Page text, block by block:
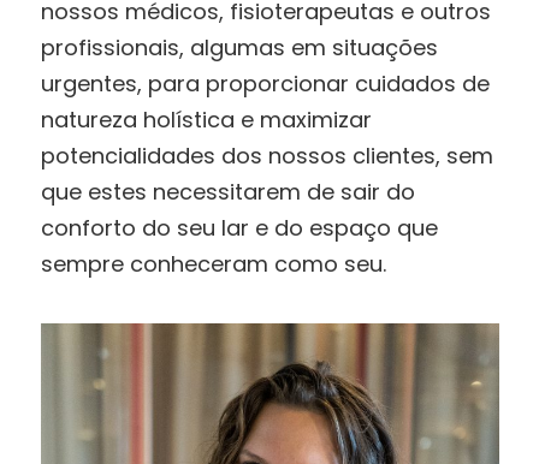
nossos médicos, fisioterapeutas e outros
profissionais, algumas em situações
urgentes, para proporcionar cuidados de
natureza holística e maximizar
potencialidades dos nossos clientes, sem
que estes necessitarem de sair do
conforto do seu lar e do espaço que
sempre conheceram como seu.